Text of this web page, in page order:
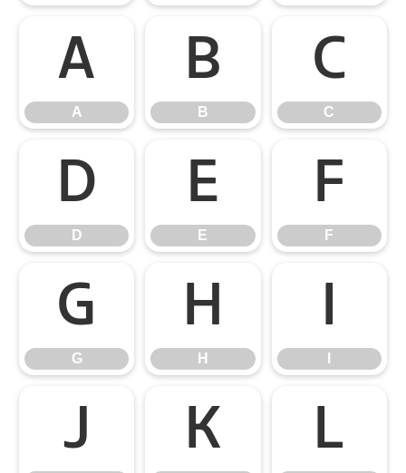
A
A
B
B
C
C
D
D
E
E
F
F
G
G
H
H
I
J K L